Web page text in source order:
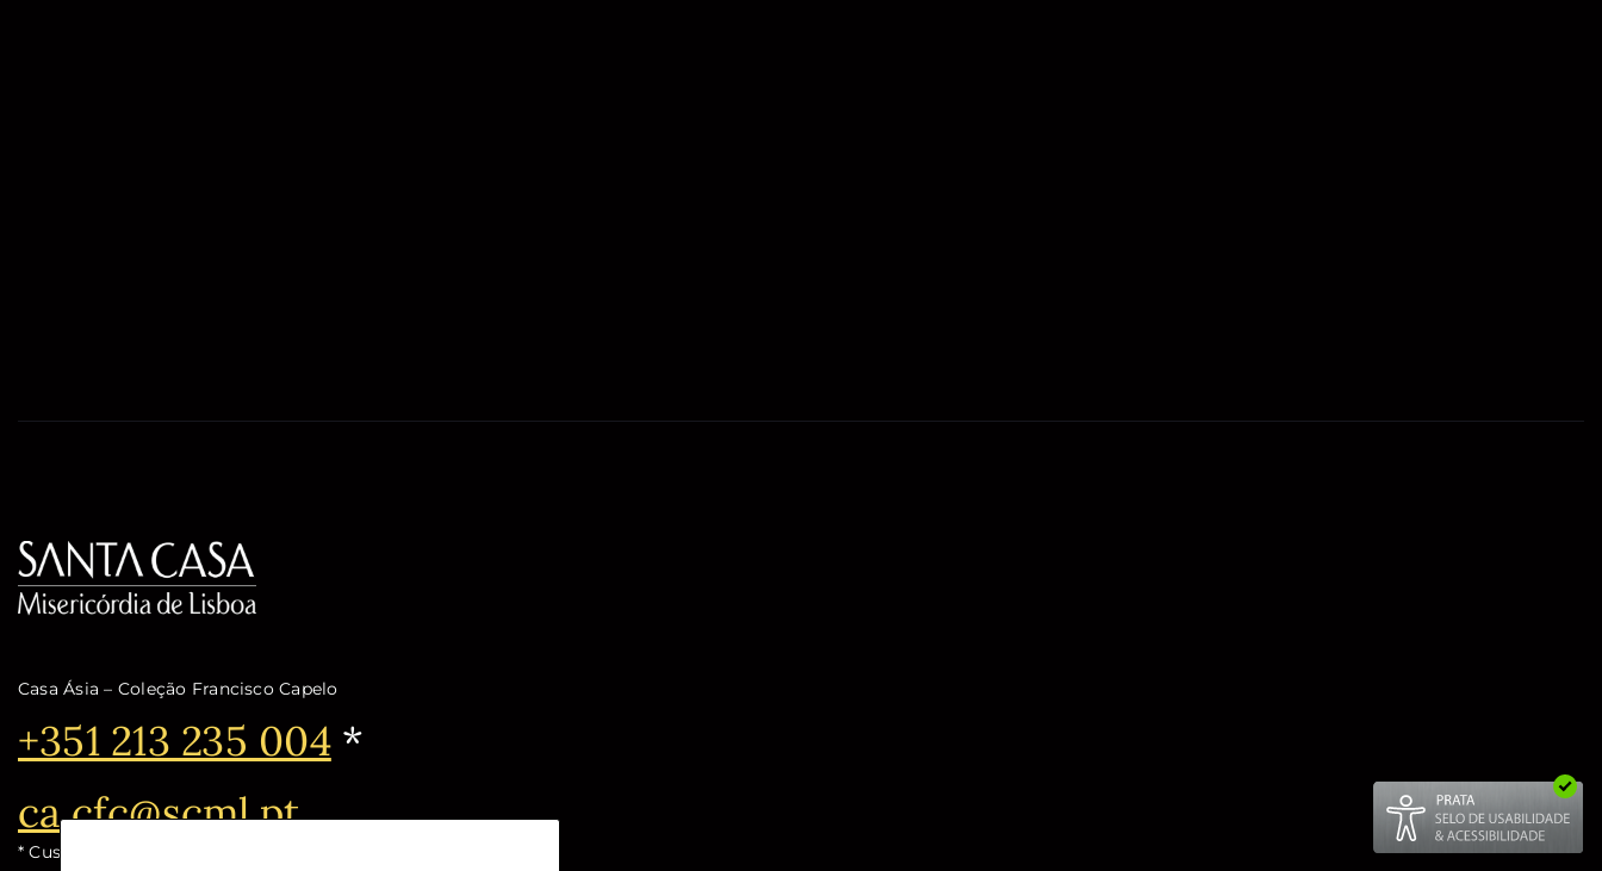
Casa Ásia – Coleção Francisco Capelo
Telefone:
+351 213 235 004*
Email:
ca.cfc@scml.pt
* Custo de chamada para a rede fixa nacional